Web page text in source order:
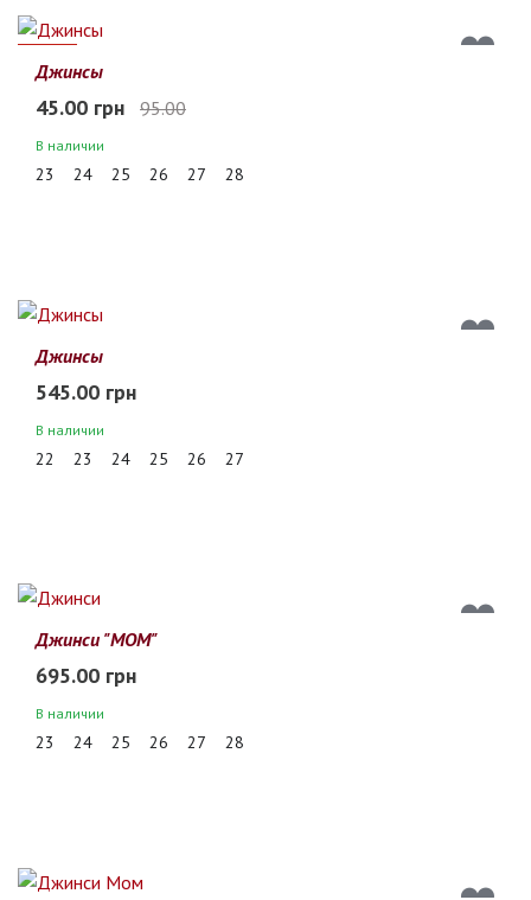
53%
Джинсы
45.00 грн 95.00
В наличии
23 24 25 26 27 28
Джинсы
545.00 грн
В наличии
22 23 24 25 26 27
Джинси "МОМ"
695.00 грн
В наличии
23 24 25 26 27 28